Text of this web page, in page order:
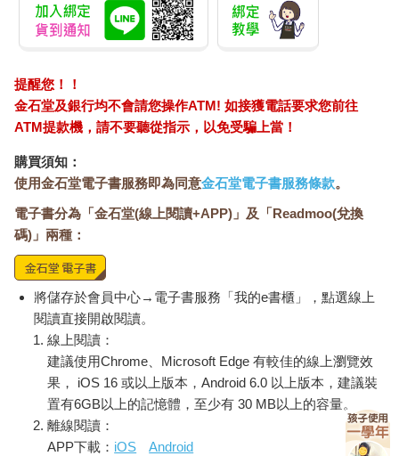
提醒您！！
金石堂及銀行均不會請您操作ATM! 如接獲電話要求您前往
ATM提款機，請不要聽從指示，以免受騙上當！
購買須知：
使用金石堂電子書服務即為同意金石堂電子書服務條款。
電子書分為「金石堂(線上閱讀+APP)」及「Readmoo(兌換
碼)」兩種：
將儲存於會員中心→電子書服務「我的e書櫃」，點選線上
閱讀直接開啟閱讀。
線上閱讀：
建議使用Chrome、Microsoft Edge 有較佳的線上瀏覽效
果， iOS 16 或以上版本，Android 6.0 以上版本，建議裝
置有6GB以上的記憶體，至少有 30 MB以上的容量。
離線閱讀：
APP下載： iOS
Android